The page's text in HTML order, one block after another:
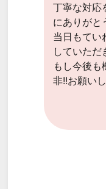
丁寧な対応
にありがと
当日もてい
していただ
もし今後も
非!!お願い